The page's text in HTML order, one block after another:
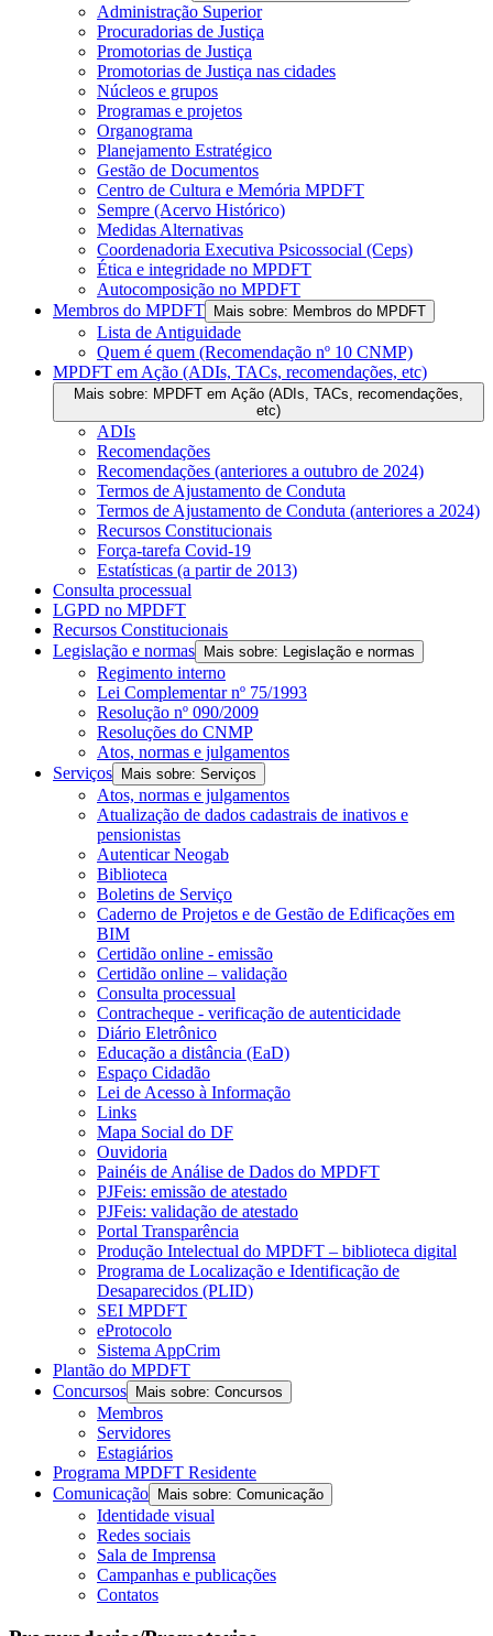
Administração Superior
Procuradorias de Justiça
Promotorias de Justiça
Promotorias de Justiça nas cidades
Núcleos e grupos
Programas e projetos
Organograma
Planejamento Estratégico
Gestão de Documentos
Centro de Cultura e Memória MPDFT
Sempre (Acervo Histórico)
Medidas Alternativas
Coordenadoria Executiva Psicossocial (Ceps)
Ética e integridade no MPDFT
Autocomposição no MPDFT
Membros do MPDFT
Mais sobre: Membros do MPDFT
Lista de Antiguidade
Quem é quem (Recomendação nº 10 CNMP)
MPDFT em Ação (ADIs, TACs, recomendações, etc)
Mais sobre: MPDFT em Ação (ADIs, TACs, recomendações,
etc)
ADIs
Recomendações
Recomendações (anteriores a outubro de 2024)
Termos de Ajustamento de Conduta
Termos de Ajustamento de Conduta (anteriores a 2024)
Recursos Constitucionais
Força-tarefa Covid-19
Estatísticas (a partir de 2013)
Consulta processual
LGPD no MPDFT
Recursos Constitucionais
Legislação e normas
Mais sobre: Legislação e normas
Regimento interno
Lei Complementar nº 75/1993
Resolução nº 090/2009
Resoluções do CNMP
Atos, normas e julgamentos
Serviços
Mais sobre: Serviços
Atos, normas e julgamentos
Atualização de dados cadastrais de inativos e
pensionistas
Autenticar Neogab
Biblioteca
Boletins de Serviço
Caderno de Projetos e de Gestão de Edificações em
BIM
Certidão online - emissão
Certidão online – validação
Consulta processual
Contracheque - verificação de autenticidade
Diário Eletrônico
Educação a distância (EaD)
Espaço Cidadão
Lei de Acesso à Informação
Links
Mapa Social do DF
Ouvidoria
Painéis de Análise de Dados do MPDFT
PJFeis: emissão de atestado
PJFeis: validação de atestado
Portal Transparência
Produção Intelectual do MPDFT – biblioteca digital
Programa de Localização e Identificação de
Desaparecidos (PLID)
SEI MPDFT
eProtocolo
Sistema AppCrim
Plantão do MPDFT
Concursos
Mais sobre: Concursos
Membros
Servidores
Estagiários
Programa MPDFT Residente
Comunicação
Mais sobre: Comunicação
Identidade visual
Redes sociais
Sala de Imprensa
Campanhas e publicações
Contatos